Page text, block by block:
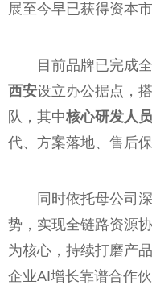
展至今早已获得资本
目前品牌已完成
西安设立办公据点，
队，其中核心研发人
代、方案落地、售后
同时依托母公司
势，实现全链路资源
为核心，持续打磨产
企业AI增长靠谱合作伙